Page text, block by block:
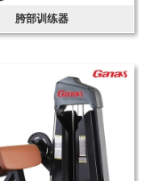
胯部训练器